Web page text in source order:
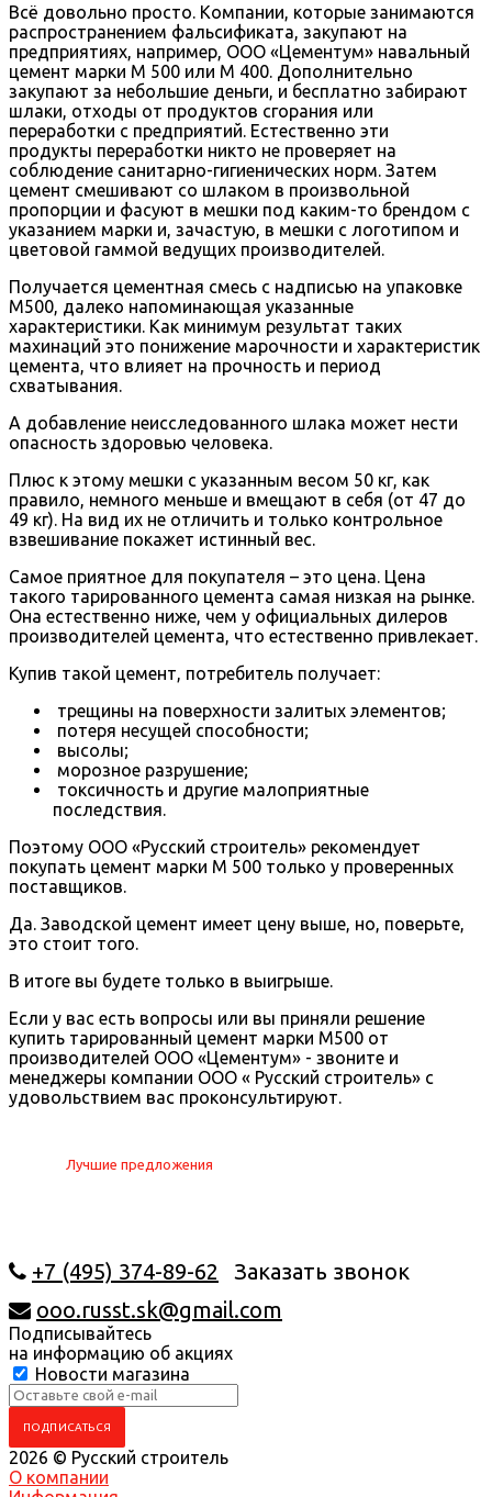
Всё довольно просто. Компании, которые занимаются
распространением фальсификата, закупают на
предприятиях, например, ООО «Цементум» навальный
цемент марки М 500 или М 400. Дополнительно
закупают за небольшие деньги, и бесплатно забирают
шлаки, отходы от продуктов сгорания или
переработки с предприятий. Естественно эти
продукты переработки никто не проверяет на
соблюдение санитарно-гигиенических норм. Затем
цемент смешивают со шлаком в произвольной
пропорции и фасуют в мешки под каким-то брендом с
указанием марки и, зачастую, в мешки с логотипом и
цветовой гаммой ведущих производителей.
Получается цементная смесь с надписью на упаковке
М500, далеко напоминающая указанные
характеристики. Как минимум результат таких
махинаций это понижение марочности и характеристик
цемента, что влияет на прочность и период
схватывания.
А добавление неисследованного шлака может нести
опасность здоровью человека.
Плюс к этому мешки с указанным весом 50 кг, как
правило, немного меньше и вмещают в себя (от 47 до
49 кг). На вид их не отличить и только контрольное
взвешивание покажет истинный вес.
Самое приятное для покупателя – это цена. Цена
такого тарированного цемента самая низкая на рынке.
Она естественно ниже, чем у официальных дилеров
производителей цемента, что естественно привлекает.
Купив такой цемент, потребитель получает:
трещины на поверхности залитых элементов;
потеря несущей способности;
высолы;
морозное разрушение;
токсичность и другие малоприятные
последствия.
Поэтому ООО «Русский строитель» рекомендует
покупать цемент марки М 500 только у проверенных
поставщиков.
Да. Заводской цемент имеет цену выше, но, поверьте,
это стоит того.
В итоге вы будете только в выигрыше.
Если у вас есть вопросы или вы приняли решение
купить тарированный цемент марки М500 от
производителей ООО «Цементум» - звоните и
менеджеры компании ООО « Русский строитель» с
удовольствием вас проконсультируют.
Лучшие предложения
+7 (495) 374-89-62
Заказать звонок
ooo.russt.sk@gmail.com
Подписывайтесь
на информацию об акциях
Новости магазина
2026 © Русский строитель
О компании